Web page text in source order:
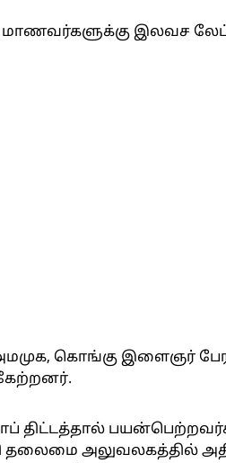
மாணவர்களுக்கு இலவச
கொங்கு இளைஞர்
திட்டத்தால்
தலைமை அலுவலகத்தில்